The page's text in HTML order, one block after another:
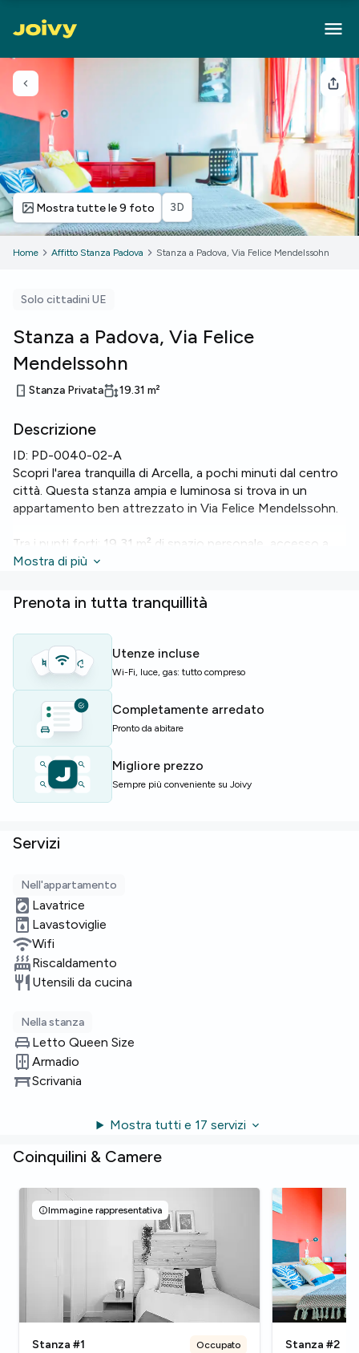
Torna indietro
Mostra tutte le 9 foto 3D
Home Affitto Stanza Padova Stanza a Padova, Via Felice Mendelssohn
Solo cittadini UE
Stanza a Padova, Via Felice
Mendelssohn
Stanza Privata 19.31 m²
Descrizione
ID: PD-0040-02-A
Scopri l'area tranquilla di Arcella, a pochi minuti dal centro
città. Questa stanza ampia e luminosa si trova in un
appartamento ben attrezzato in Via Felice Mendelssohn.
Tra i punti forti: 19,31 m² di spazio personale, accesso a
una terrazza eWi‑Fi
la massima praticità.
Lo stabile offre soluzioni per chi usa la bici con comodo
bike parking
, e l'appartamento gode di un giardino e di un
ascensore per un accesso comodo.
Perfetta per studenti o giovani professionisti che
cercano una base pratica e rilassata a Padova, con servizi
utili e spazi esterni.
Posti limitati — contattaci subito per prenotare.
Mostra di più
Prenota in tutta tranquillità
Utenze incluse
Wi-Fi, luce, gas: tutto compreso
Completamente arredato
Pronto da abitare
Migliore prezzo
Sempre più conveniente su Joivy
Servizi
Nell'appartamento
Lavatrice
Lavastoviglie
Wifi
Riscaldamento
Utensili da cucina
Nella stanza
Letto Queen Size
Armadio
Scrivania
Mostra tutti e 17 servizi
Coinquilini & Camere
Immagine rappresentativa
Stanza #1 Occupato Stanza #2